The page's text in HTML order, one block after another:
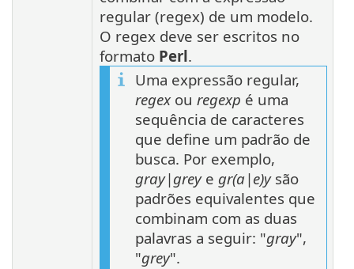
regular (regex) de um modelo.
O regex deve ser escritos no
formato Perl.
Uma expressão regular,
regexou regexp é uma
sequência de caracteres
que define um padrão de
busca. Por exemplo,
gray|greye gr(a|e)ysão
padrões equivalentes que
combinam com as duas
palavras a seguir: "gray",
"grey".